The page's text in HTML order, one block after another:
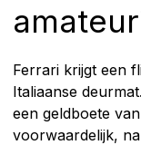
Ferrari krijgt een
Italiaanse
een geldboete
voorwaardelijk,